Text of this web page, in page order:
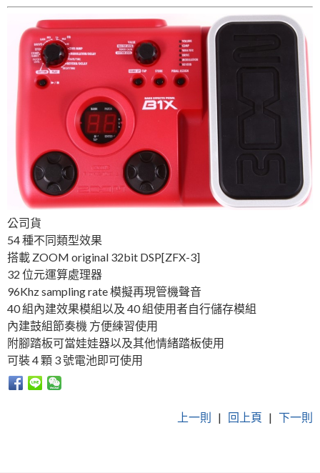
公司貨
54 種不同類型效果
搭載 ZOOM original 32bit DSP[ZFX-3]
32 位元運算處理器
96Khz sampling rate 模擬再現管機聲音
40 組內建效果模組以及 40 組使用者自行儲存模組
內建鼓組節奏機 方便練習使用
附腳踏板可當娃娃器以及其他情緒踏板使用
可裝 4 顆 3 號電池即可使用
上一則 | 回上頁 | 下一則